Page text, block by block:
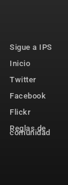
Sigue a IPS
Inicio
Twitter
Facebook
Flickr
Reglas de
comunidad